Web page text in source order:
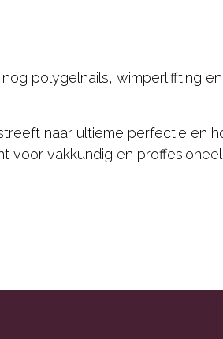
polygelnails, wimperliffting
naar ultieme perfectie en
voor vakkundig en